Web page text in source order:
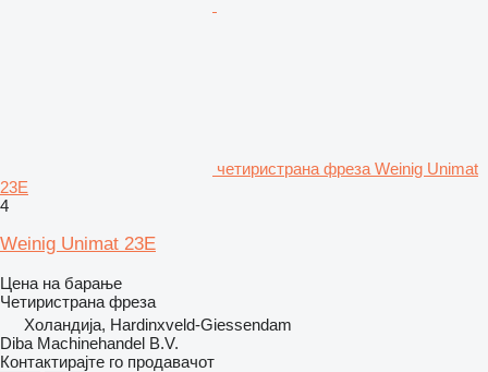
четиристрана фреза Weinig Unimat
23E
4
Weinig Unimat 23E
Цена на барање
Четиристрана фреза
Холандија, Hardinxveld-Giessendam
Diba Machinehandel B.V.
Контактирајте го продавачот